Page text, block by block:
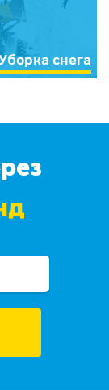
снега